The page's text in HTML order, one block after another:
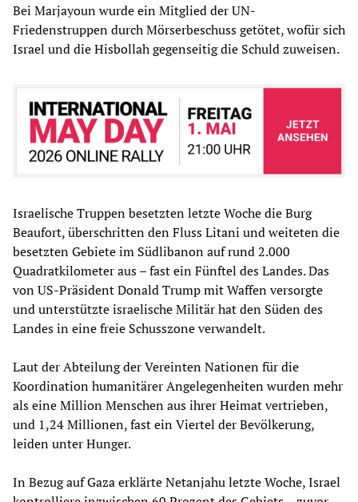
Bei Marjayoun wurde ein Mitglied der UN-
Friedenstruppen durch Mörserbeschuss getötet, wofür sich
Israel und die Hisbollah gegenseitig die Schuld zuweisen.
Israelische Truppen besetzten letzte Woche die Burg
Beaufort, überschritten den Fluss Litani und weiteten die
besetzten Gebiete im Südlibanon auf rund 2.000
Quadratkilometer aus – fast ein Fünftel des Landes. Das
von US-Präsident Donald Trump mit Waffen versorgte
und unterstützte israelische Militär hat den Süden des
Landes in eine freie Schusszone verwandelt.
Laut der Abteilung der Vereinten Nationen für die
Koordination humanitärer Angelegenheiten wurden mehr
als eine Million Menschen aus ihrer Heimat vertrieben,
und 1,24 Millionen, fast ein Viertel der Bevölkerung,
leiden unter Hunger.
In Bezug auf Gaza erklärte Netanjahu letzte Woche, Israel